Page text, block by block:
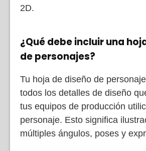
2D.
¿Qué debe incluir una
de personajes?
Tu hoja de diseño de
todos los detalles de diseño
tus equipos de producción
personaje. Esto significa
múltiples ángulos, poses y